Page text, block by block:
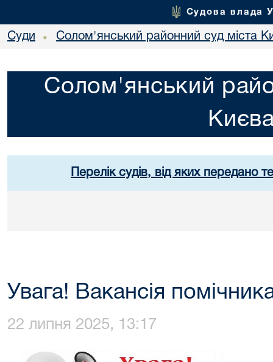
Судова влада
Суди • Солом'янський районний суд міста
Солом'янський
Перелік судів, від яких передано
Увага! Вакансія
22 липня 2025, 13:17